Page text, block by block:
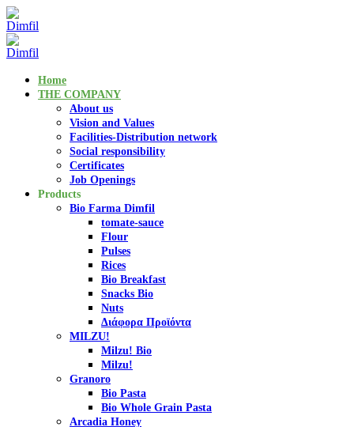
Home
THE COMPANY
About us
Vision and Values
Facilities-Distribution network
Social responsibility
Certificates
Job Openings
Products
Bio Farma Dimfil
tomate-sauce
Flour
Pulses
Rices
Bio Breakfast
Snacks Bio
Nuts
Διάφορα Προϊόντα
MILZU!
Milzu! Bio
Milzu!
Granoro
Bio Pasta
Bio Whole Grain Pasta
Arcadia Honey